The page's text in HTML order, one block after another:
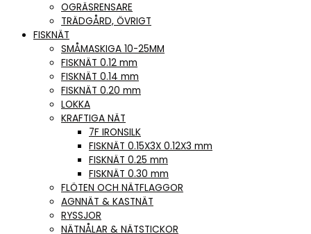
OGRÄSRENSARE
TRÄDGÅRD, ÖVRIGT
FISKNÄT
SMÅMASKIGA 10-25MM
FISKNÄT 0.12 mm
FISKNÄT 0.14 mm
FISKNÄT 0.20 mm
LOKKA
KRAFTIGA NÄT
7F IRONSILK
FISKNÄT 0.15X3X 0.12X3 mm
FISKNÄT 0.25 mm
FISKNÄT 0.30 mm
FLÖTEN OCH NÄTFLAGGOR
AGNNÄT & KASTNÄT
RYSSJOR
NÄTNÅLAR & NÄTSTICKOR